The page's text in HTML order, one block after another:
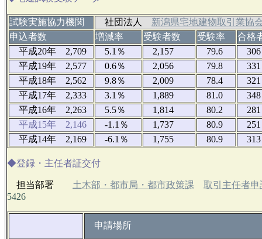
試験実施協力機関 社団法人 新潟県宅地建物取引業協
申込者数
増減率 受験者数 受験率
合格
平成20年 2,709
5.1％ 2,157 79.6
306
平成19年 2,577
0.6％ 2,056 79.8
331
平成18年 2,562
9.8％ 2,009 78.4
321
平成17年 2,333
3.1％ 1,889 81.0
348
平成16年 2,263
5.5％ 1,814 80.2
281
平成15年 2,146
-1.1％ 1,737 80.9
251
平成14年 2,169
-6.1％ 1,755 80.9 313
◆登録・主任者証交付
担当部署 土木部・都市局・都市政策課
取引主任者申
5426
申請場所